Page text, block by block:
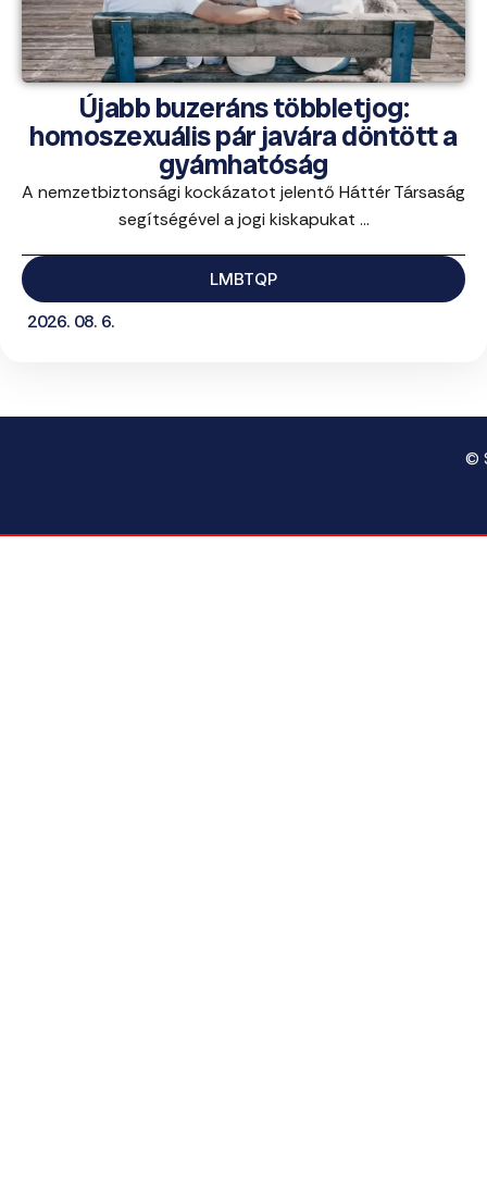
Újabb buzeráns többletjog:
homoszexuális pár javára döntött a
gyámhatóság
A nemzetbiztonsági kockázatot jelentő Háttér Társaság
segítségével a jogi kiskapukat ...
LMBTQP
2026. 08. 6.
©